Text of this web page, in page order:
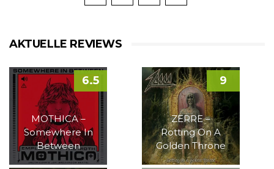
AKTUELLE REVIEWS
MOTHICA –
Somewhere In
Between
6.5
ZERRE –
Rotting On A
Golden Throne
9